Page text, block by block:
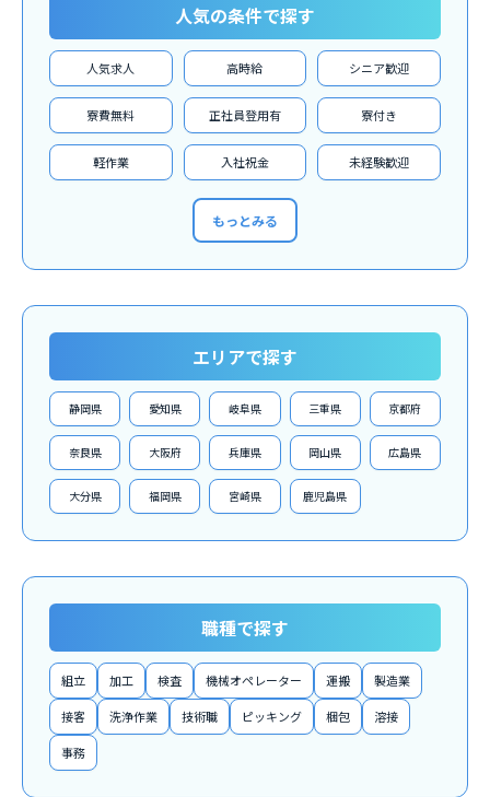
人気の条件で探す
人気求人 高時給 シニア歓迎
寮費無料 正社員登用有 寮付き
軽作業 入社祝金 未経験歓迎
もっとみる
エリアで探す
静岡県 愛知県 岐阜県 三重県 京都府
奈良県 大阪府 兵庫県 岡山県 広島県
大分県 福岡県 宮崎県 鹿児島県
職種で探す
組立 加工 検査 機械オペレーター 運搬 製造業
接客 洗浄作業 技術職 ピッキング 梱包 溶接
事務